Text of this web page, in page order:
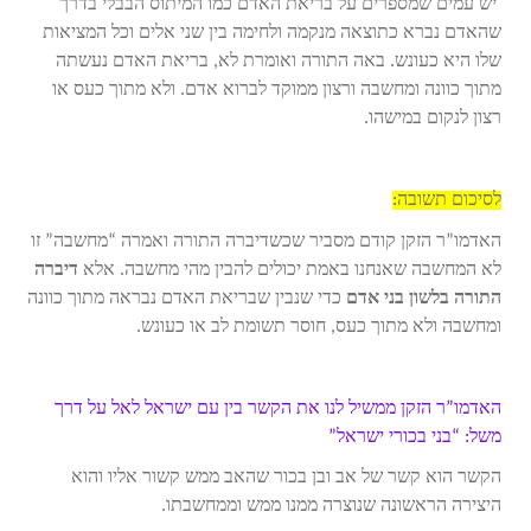
יש עמים שמספרים על בריאת האדם כמו המיתוס הבבלי בדרך
שהאדם נברא כתוצאה מנקמה ולחימה בין שני אלים וכל המציאות
שלו היא כעונש. באה התורה ואומרת לא, בריאת האדם נעשתה
מתוך כוונה ומחשבה ורצון ממוקד לברוא אדם. ולא מתוך כעס או
רצון לנקום במישהו.
לסיכום תשובה:
האדמו”ר הזקן קודם מסביר שכשדיברה התורה ואמרה “מחשבה” זו
לא המחשבה שאנחנו באמת יכולים להבין מהי מחשבה. אלא דיברה
התורה בלשון בני אדם כדי שנבין שבריאת האדם נבראה מתוך כוונה
ומחשבה ולא מתוך כעס, חוסר תשומת לב או כעונש.
האדמו”ר הזקן ממשיל לנו את הקשר בין עם ישראל לאל על דרך
משל: “בני בכורי ישראל”
הקשר הוא קשר של אב ובן בכור שהאב ממש קשור אליו והוא
היצירה הראשונה שנוצרה ממנו ממש וממחשבתו.